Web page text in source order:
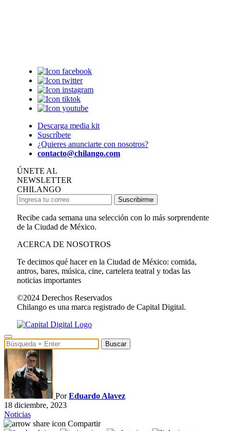
Descarga media kit
Suscríbete
¿Quieres anunciarte con nosotros?
contacto@chilango.com
ÚNETE AL
NEWSLETTER
CHILANGO
Suscribirme
Recibe cada semana una selección con lo más sorprendente
de la Ciudad de México.
ACERCA DE NOSOTROS
Te decimos qué hacer en la Ciudad de México: comida,
antros, bares, música, cine, cartelera teatral y todas las
noticias importantes
©2024 Derechos Reservados
Chilango es una marca registrado de Capital Digital.
Buscar
PorEduardo Alavez
18 diciembre, 2023
Noticias
Compartir